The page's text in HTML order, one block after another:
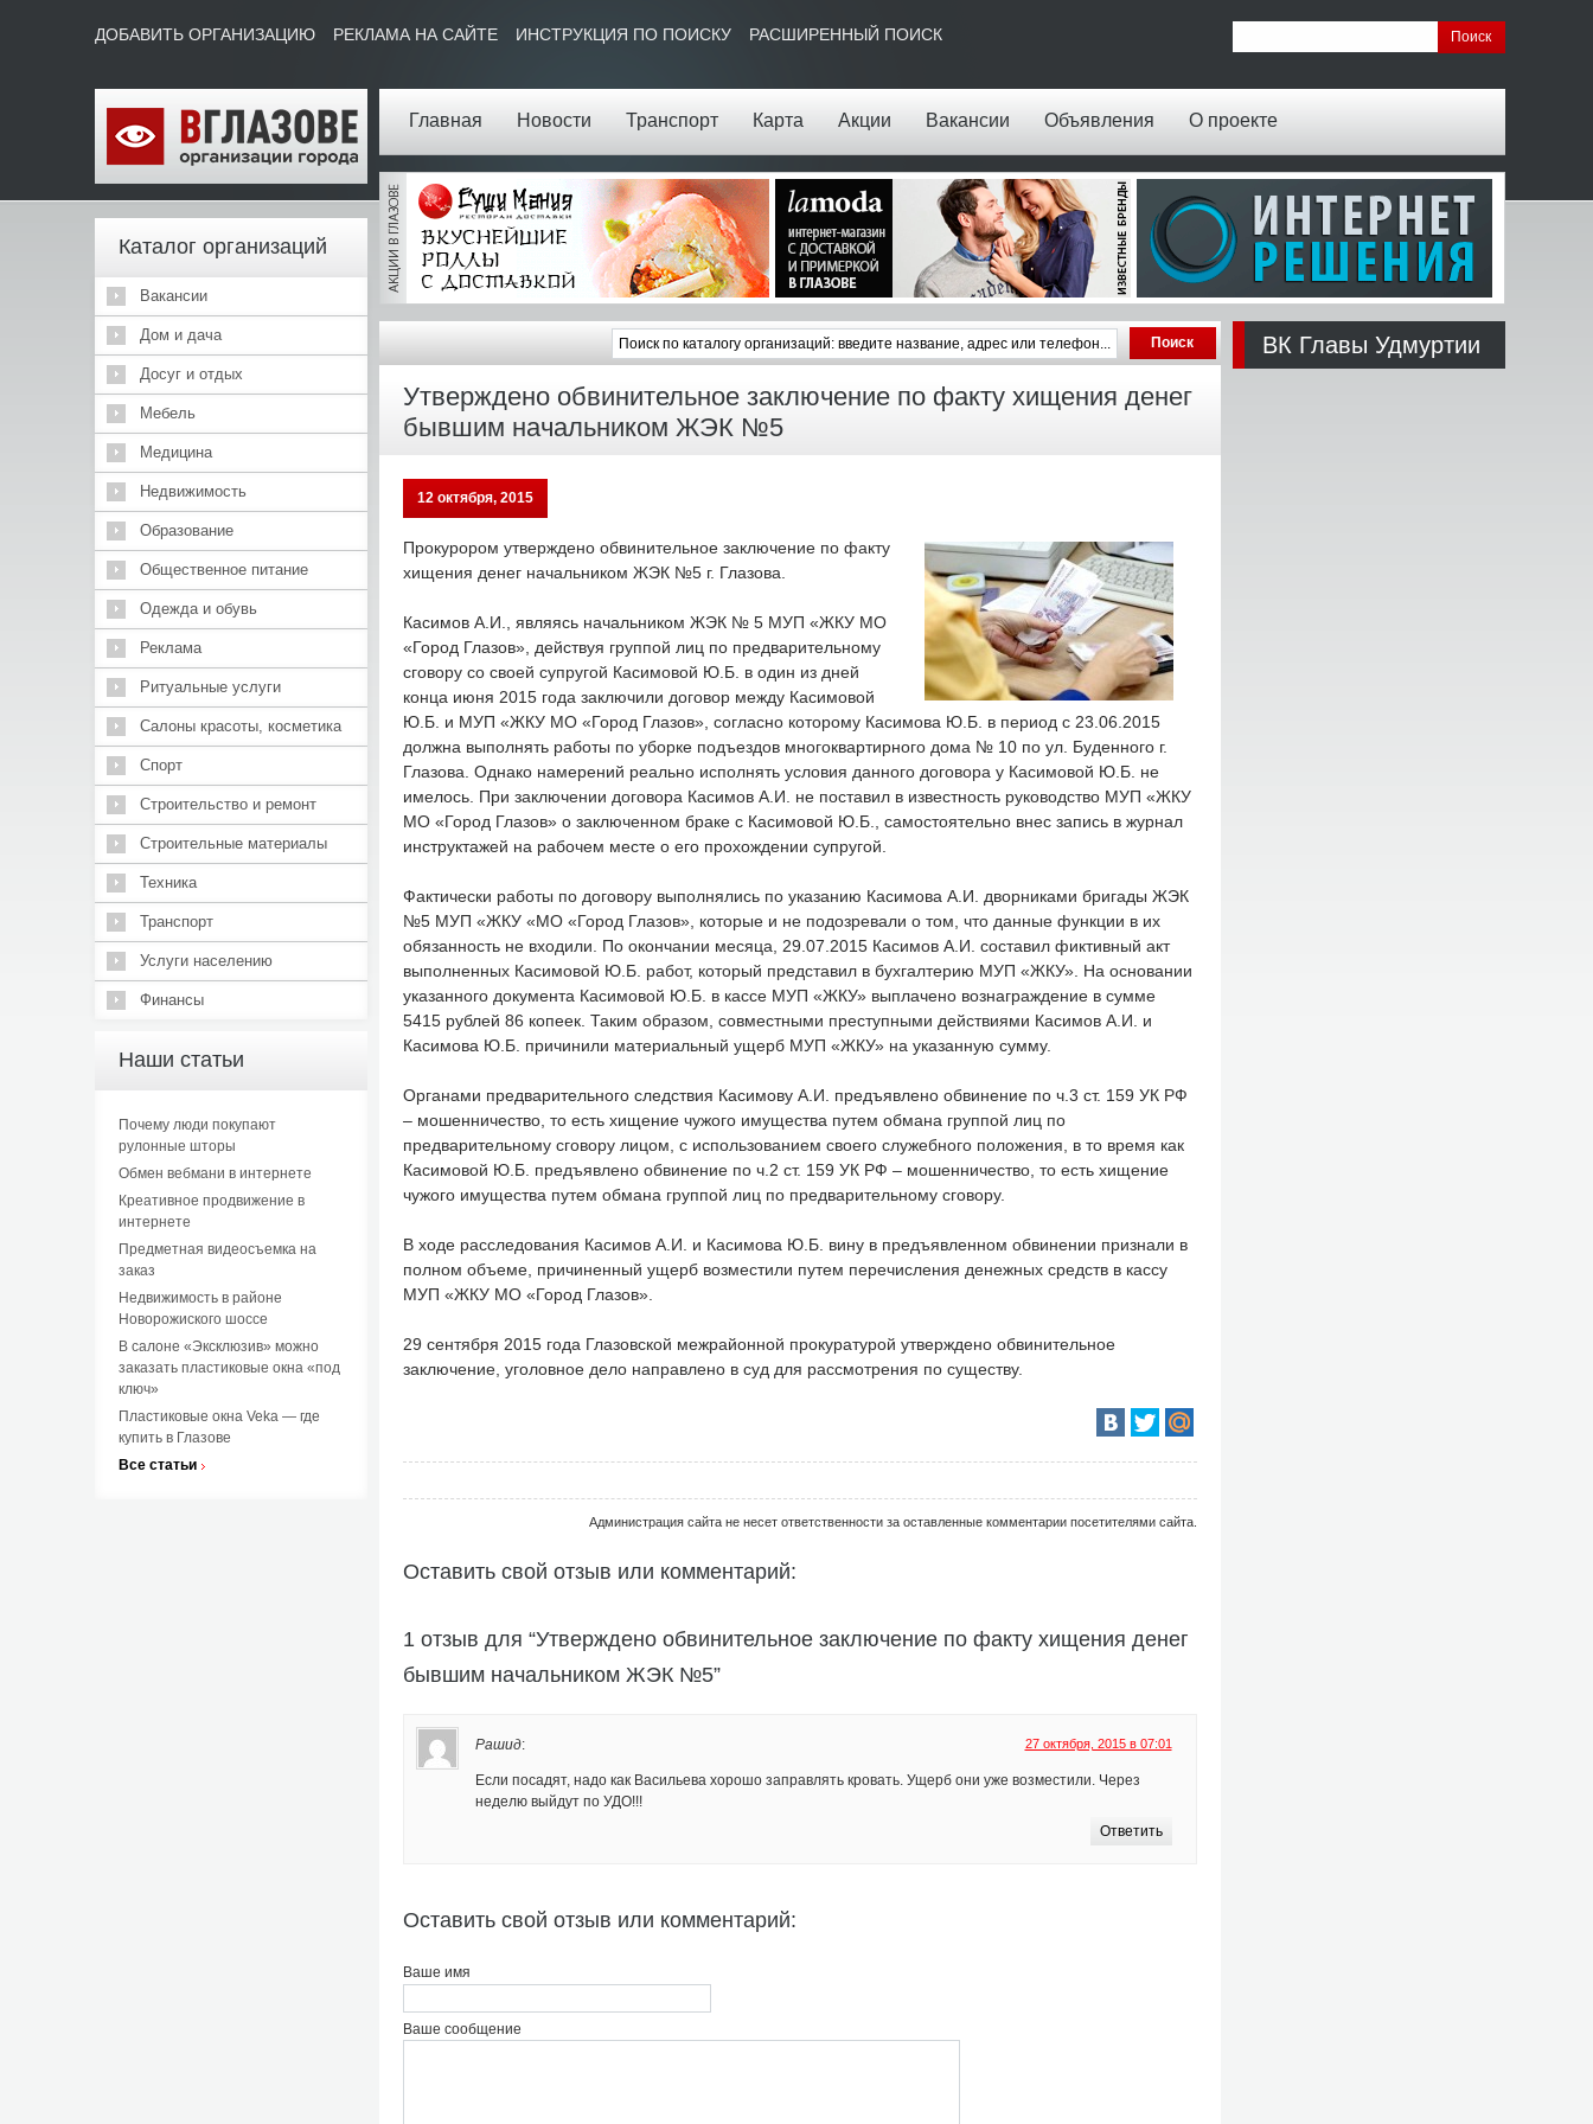
Главная Новости Транспорт Карта Акции Вакансии Объявления О проекте
ДОБАВИТЬ ОРГАНИЗАЦИЮ РЕКЛАМА НА САЙТЕ ИНСТРУКЦИЯ ПО ПОИСКУ РАСШИРЕННЫЙ ПОИСК
Каталог организаций
Вакансии
Дом и дача
Досуг и отдых
Мебель
Медицина
Недвижимость
Образование
Общественное питание
Одежда и обувь
Реклама
Ритуальные услуги
Салоны красоты, косметика
Спорт
Строительство и ремонт
Строительные материалы
Техника
Транспорт
Услуги населению
Финансы
Наши статьи
Почему люди покупают
рулонные шторы
Обмен вебмани в интернете
Креативное продвижение в
интернете
Предметная видеосъемка на
заказ
Недвижимость в районе
Новорожиского шоссе
В салоне «Эксклюзив» можно
заказать пластиковые окна «под
ключ»
Пластиковые окна Veka — где
купить в Глазове
Все статьи
Утверждено обвинительное заключение по факту хищения денег
бывшим начальником ЖЭК №5
12 октября, 2015
Прокурором утверждено обвинительное заключение по факту
хищения денег начальником ЖЭК №5 г. Глазова.
Касимов А.И., являясь начальником ЖЭК № 5 МУП «ЖКУ МО
«Город Глазов», действуя группой лиц по предварительному
сговору со своей супругой Касимовой Ю.Б. в один из дней
конца июня 2015 года заключили договор между Касимовой
Ю.Б. и МУП «ЖКУ МО «Город Глазов», согласно которому Касимова Ю.Б. в период с 23.06.2015
должна выполнять работы по уборке подъездов многоквартирного дома № 10 по ул. Буденного г.
Глазова. Однако намерений реально исполнять условия данного договора у Касимовой Ю.Б. не
имелось. При заключении договора Касимов А.И. не поставил в известность руководство МУП «ЖКУ
МО «Город Глазов» о заключенном браке с Касимовой Ю.Б., самостоятельно внес запись в журнал
инструктажей на рабочем месте о его прохождении супругой.
Фактически работы по договору выполнялись по указанию Касимова А.И. дворниками бригады ЖЭК
№5 МУП «ЖКУ «МО «Город Глазов», которые и не подозревали о том, что данные функции в их
обязанность не входили. По окончании месяца, 29.07.2015 Касимов А.И. составил фиктивный акт
выполненных Касимовой Ю.Б. работ, который представил в бухгалтерию МУП «ЖКУ». На основании
указанного документа Касимовой Ю.Б. в кассе МУП «ЖКУ» выплачено вознаграждение в сумме
5415 рублей 86 копеек. Таким образом, совместными преступными действиями Касимов А.И. и
Касимова Ю.Б. причинили материальный ущерб МУП «ЖКУ» на указанную сумму.
Органами предварительного следствия Касимову А.И. предъявлено обвинение по ч.3 ст. 159 УК РФ
– мошенничество, то есть хищение чужого имущества путем обмана группой лиц по
предварительному сговору лицом, с использованием своего служебного положения, в то время как
Касимовой Ю.Б. предъявлено обвинение по ч.2 ст. 159 УК РФ – мошенничество, то есть хищение
чужого имущества путем обмана группой лиц по предварительному сговору.
В ходе расследования Касимов А.И. и Касимова Ю.Б. вину в предъявленном обвинении признали в
полном объеме, причиненный ущерб возместили путем перечисления денежных средств в кассу
МУП «ЖКУ МО «Город Глазов».
29 сентября 2015 года Глазовской межрайонной прокуратурой утверждено обвинительное
заключение, уголовное дело направлено в суд для рассмотрения по существу.
Администрация сайта не несет ответственности за оставленные комментарии посетителями сайта.
Оставить свой отзыв или комментарий:
1 отзыв для “Утверждено обвинительное заключение по факту хищения денег
бывшим начальником ЖЭК №5”
Рашид: 27 октября, 2015 в 07:01
Если посадят, надо как Васильева хорошо заправлять кровать. Ущерб они уже возместили. Через
неделю выйдут по УДО!!!
Ответить
Оставить свой отзыв или комментарий:
Ваше имя
Ваше сообщение
ВК Главы Удмуртии